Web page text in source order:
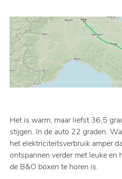
Het is warm, maar liefst 36,5
stijgen. In de auto 22 graden.
het elektriciteitsverbruik amper
ontspannen verder met leuke en
de B&O boxen te horen is.